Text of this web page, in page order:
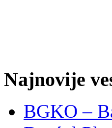
Najnovije
BGKO –